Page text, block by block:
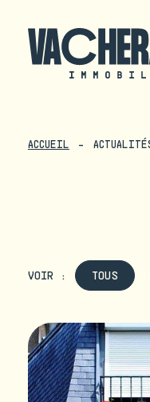
ACCUEIL
VOIR : TOUS